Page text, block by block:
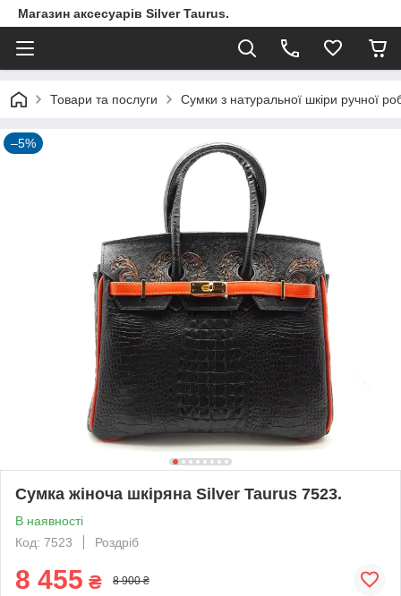
Магазин аксесуарів Silver Taurus.
Товари та послуги Сумки з натуральної шкіри ручної
–5%
Сумка жіноча шкіряна Silver Taurus 7523.
В наявності
Код: 7523
Роздріб
8 455 ₴ 8 900 ₴